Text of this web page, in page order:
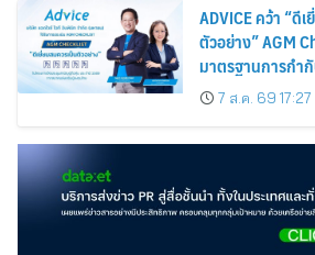
ADVICE คว้า “ดี
ตัวอย่าง” AGM
มาตรฐานการกำ
7 ส.ค. 69 17:27